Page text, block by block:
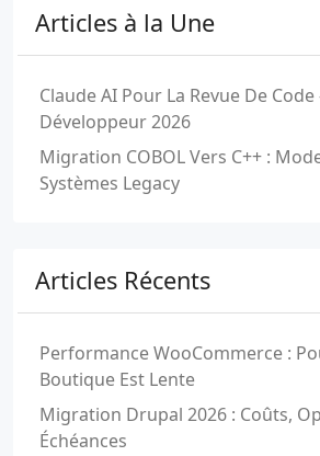
Articles à la Une
Claude AI Pour La Revue De
Développeur 2026
Migration COBOL Vers C++ :
Systèmes Legacy
Articles Récents
Performance WooCommerce :
Boutique Est Lente
Migration Drupal 2026 : Coûts,
Échéances